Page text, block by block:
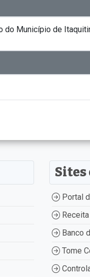
do Município de
Sites
Portal
Banco
Tome